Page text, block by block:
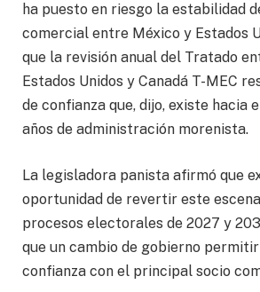
ha puesto en riesgo la estabilidad
comercial entre México y Estados
que la revisión anual del Tratado
Estados Unidos y Canadá T-MEC
de confianza que, dijo, existe hacia
años de administración morenista.
La legisladora panista afirmó que
oportunidad de revertir este
procesos electorales de 2027 y
que un cambio de gobierno
confianza con el principal socio